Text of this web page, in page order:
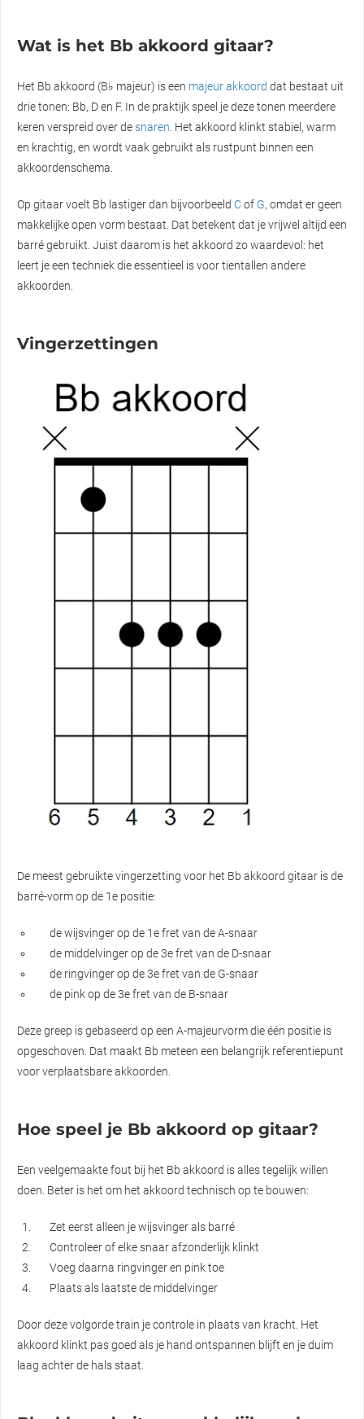
Wat is het Bb akkoord gitaar?
Het Bb akkoord (B♭ majeur) is een majeur akkoord dat bestaat uit
drie tonen: Bb, D en F. In de praktijk speel je deze tonen meerdere
keren verspreid over desnaren . Het akkoord klinkt stabiel, warm
en krachtig, en wordt vaak gebruikt als rustpunt binnen een
akkoordenschema.
Op gitaar voelt Bb lastiger dan bijvoorbeeld Cof G, omdat er geen
makkelijke open vorm bestaat. Dat betekent dat je vrijwel altijd een
barré gebruikt. Juist daarom is het akkoord zo waardevol: het
leert je een techniek die essentieel is voor tientallen andere
akkoorden.
Vingerzettingen
De meest gebruikte vingerzetting voor het Bb akkoord gitaar is de
barré-vorm op de 1e positie:
de wijsvinger op de 1e fret van de A-snaar
de middelvinger op de 3e fret van de D-snaar
de ringvinger op de 3e fret van de G-snaar
de pink op de 3e fret van de B-snaar
Deze greep is gebaseerd op een A-majeurvorm die één positie is
opgeschoven. Dat maakt Bb meteen een belangrijk referentiepunt
voor verplaatsbare akkoorden.
Hoe speel je Bb akkoord op gitaar?
Een veelgemaakte fout bij het Bb akkoord is alles tegelijk willen
doen. Beter is het om het akkoord technisch op te bouwen:
Zet eerst alleen je wijsvinger als barré
Controleer of elke snaar afzonderlijk klinkt
Voeg daarna ringvinger en pink toe
Plaats als laatste de middelvinger
Door deze volgorde train je controle in plaats van kracht. Het
akkoord klinkt pas goed als je hand ontspannen blijft en je duim
laag achter de hals staat.